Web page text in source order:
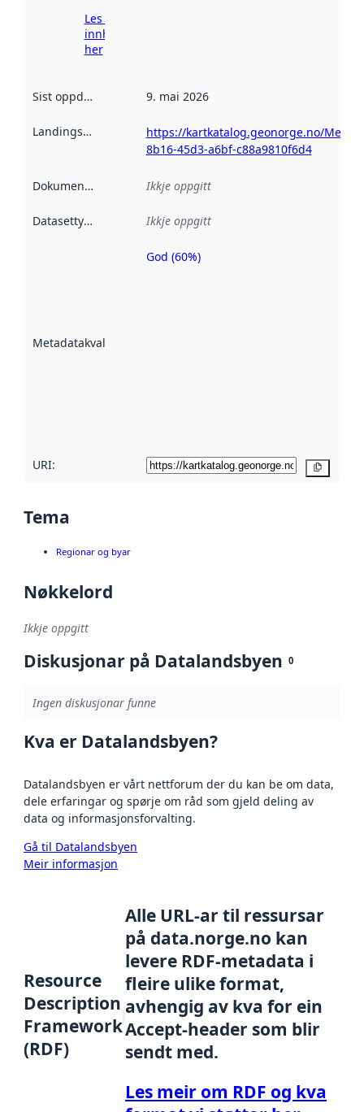
Les meir om
innhenting
her
Sist oppdatert 9. mai 2026
Landingsside
https://kartkatalog.geonorge.no/
8b16-45d3-a6bf-c88a9810f6d4
Dokumentasjon Ikkje oppgitt
Datasettype Ikkje oppgitt
Metadatakvalitet
Metadatakvalitet
God (60%)
URI:
Tema
Regionar og byar
Nøkkelord
Ikkje oppgitt
Diskusjonar på Datalandsbyen 0
Ingen diskusjonar funne
Kva er Datalandsbyen?
Datalandsbyen er vårt nettforum der du kan be om data,
dele erfaringar og spørje om råd som gjeld deling av
data og informasjonsforvalting.
Gå til Datalandsbyen
Meir informasjon
Resource
Description
Framework
(RDF)
Alle URL-ar til ressursar
på data.norge.no kan
levere RDF-metadata i
fleire ulike format,
avhengig av kva for ein
Accept-header som blir
sendt med.
Les meir om RDF og kva